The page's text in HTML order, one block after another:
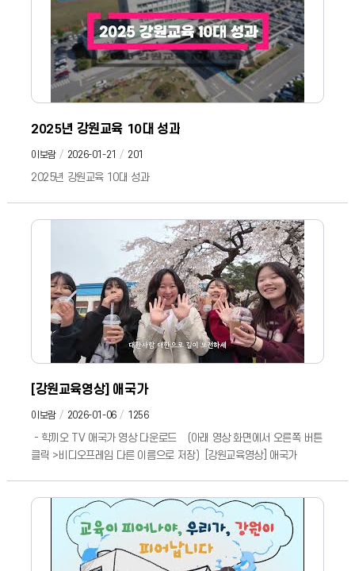
내립니다. 첨단 기술이 아이마다 배움의 속도를 맞춰주고 스스로 답을
찾아 자신만의 미래를 조각하고 어두운 마음을 보듬어 다시 일어설
용기를 줍니다. 가장 가까운 거리에서 학교가 가장 안전한 품이
되어주고 강원의 자연이 살아있는 교과서가 됩니다. 항상 강원의
아이들을 위해 더 나은 미래를 위해 끊임없이 고민하고 끝까지 함께
달려나가겠습니다 교육의 힘으로 강원의 미래를 엽니다. 교육이
#학교 #홍보영상
2025년 강원교육 10대 성과
이보람 2026-01-21 201
2025년 강원교육 10대 성과
[강원교육영상] 애국가
이보람 2026-01-06 1256
- 학끼오 TV 애국가 영상 다운로드 (아래 영상 화면에서 오른쪽 버튼
클릭 >비디오프레임 다른 이름으로 저장) [강원교육영상] 애국가